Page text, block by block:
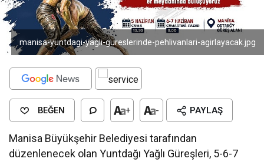
manisa-yuntdagi-yagli-gureslerinde-pehlivanlari-agirlayacak.jpg
BEĞEN + - PAYLAŞ
Manisa Büyükşehir Belediyesi tarafından
düzenlenecek olan Yuntdağı Yağlı Güreşleri, 5-6-7